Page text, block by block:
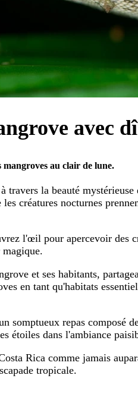
avec
au clair de lune.
la beauté mystérieuse
créatures nocturnes
l'œil pour apercevoir des
et ses habitants,
en tant qu'habitats
somptueux repas composé
étoiles dans l'ambiance
Rica comme jamais
tropicale.